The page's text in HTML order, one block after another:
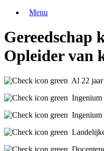
Menu
Gereedschap
Opleider van
Al 22 jaar
Ingenium
Ingenium